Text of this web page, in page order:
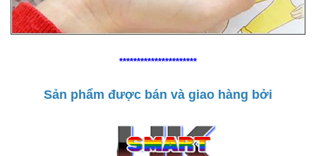
**********************
Sản phẩm được bán và giao hàng bởi